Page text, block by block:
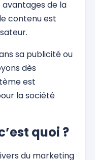
avantages de la
contenu est
sa publicité ou
dès
est
la société
quoi ?
du marketing